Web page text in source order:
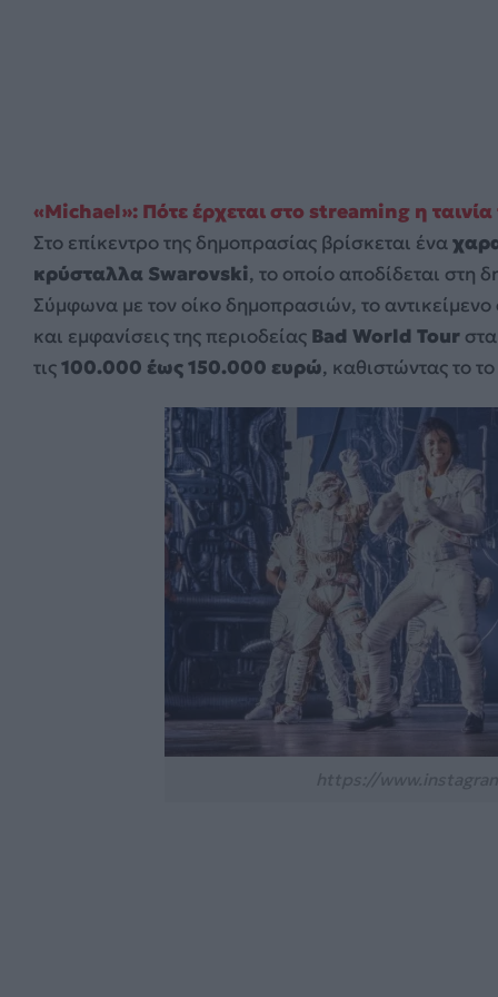
«Michael»: Πότε έρχεται στο streaming η
Στο επίκεντρο της δημοπρασίας βρίσκεται ένα
κρύσταλλα Swarovski, το οποίο αποδίδεται στη
Σύμφωνα με τον οίκο δημοπρασιών, το
και εμφανίσεις της περιοδείας Bad World Tour
τις100.000 έως 150.000 ευρώ, καθιστώντας το